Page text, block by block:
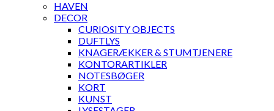
HAVEN
DECOR
CURIOSITY OBJECTS
DUFTLYS
KNAGERÆKKER & STUMTJENERE
KONTORARTIKLER
NOTESBØGER
KORT
KUNST